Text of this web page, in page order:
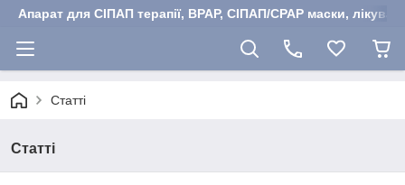
Апарат для СІПАП терапії, BPAP, СІПАП/CPAP маски,
Статті
Статті